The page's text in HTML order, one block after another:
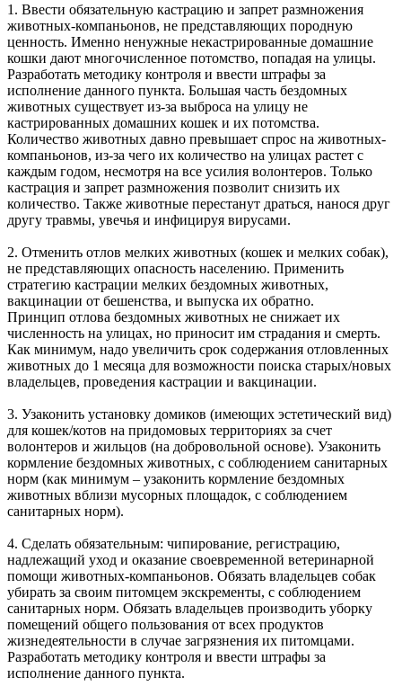
1. Ввести обязательную кастрацию и запрет размножения
животных-компаньонов, не представляющих породную
ценность. Именно ненужные некастрированные домашние
кошки дают многочисленное потомство, попадая на улицы.
Разработать методику контроля и ввести штрафы за
исполнение данного пункта. Большая часть бездомных
животных существует из-за выброса на улицу не
кастрированных домашних кошек и их потомства.
Количество животных давно превышает спрос на животных-
компаньонов, из-за чего их количество на улицах растет с
каждым годом, несмотря на все усилия волонтеров. Только
кастрация и запрет размножения позволит снизить их
количество. Также животные перестанут драться, нанося друг
другу травмы, увечья и инфицируя вирусами.
2. Отменить отлов мелких животных (кошек и мелких собак),
не представляющих опасность населению. Применить
стратегию кастрации мелких бездомных животных,
вакцинации от бешенства, и выпуска их обратно.
Принцип отлова бездомных животных не снижает их
численность на улицах, но приносит им страдания и смерть.
Как минимум, надо увеличить срок содержания отловленных
животных до 1 месяца для возможности поиска старых/новых
владельцев, проведения кастрации и вакцинации.
3. Узаконить установку домиков (имеющих эстетический вид)
для кошек/котов на придомовых территориях за счет
волонтеров и жильцов (на добровольной основе). Узаконить
кормление бездомных животных, с соблюдением санитарных
норм (как минимум – узаконить кормление бездомных
животных вблизи мусорных площадок, с соблюдением
санитарных норм).
4. Сделать обязательным: чипирование, регистрацию,
надлежащий уход и оказание своевременной ветеринарной
помощи животных-компаньонов. Обязать владельцев собак
убирать за своим питомцем экскременты, с соблюдением
санитарных норм. Обязать владельцев производить уборку
помещений общего пользования от всех продуктов
жизнедеятельности в случае загрязнения их питомцами.
Разработать методику контроля и ввести штрафы за
исполнение данного пункта.